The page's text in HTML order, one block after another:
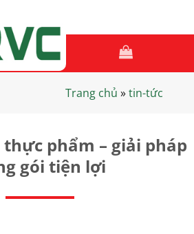
Trang chủ »tin-tức
phẩm – giải pháp
gói tiện lợi